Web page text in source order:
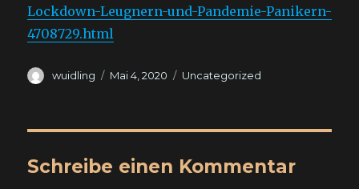
Lockdown-Leugnern-und-Pandemie-Panikern-
4708729.html
Autor
wuidling
Veröffentlicht
Mai 4, 2020 Kategorien
Uncategorized
Schreibe einen Kommentar